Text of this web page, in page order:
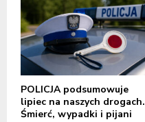
POLICJA podsumowuje
lipiec na naszych drogach.
Śmierć, wypadki i pijani